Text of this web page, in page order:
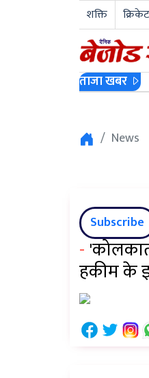
शक्ति क्रिकेट
ताजा खबर
News
Subscribe
-
हकीम के